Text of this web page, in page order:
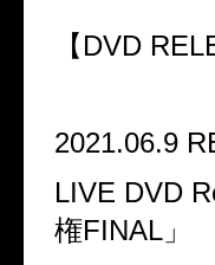
【 DVD
2021.06.9
LIVE DVD
権FINAL 」